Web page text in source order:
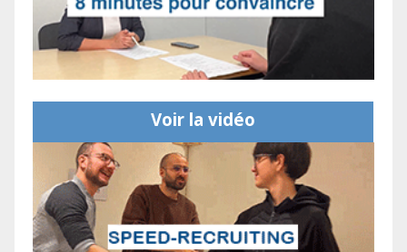
Voir la vidéo